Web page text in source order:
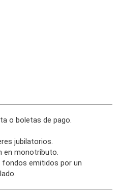
o boletas de pago.
jubilatorios.
en monotributo.
emitidos por un